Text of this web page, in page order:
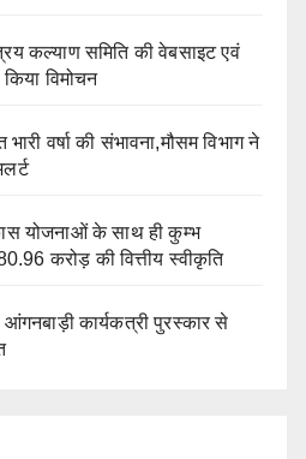
कल्याण समिति की वेबसाइट एवं
किया विमोचन
वर्षा की संभावना,मौसम विभाग ने
योजनाओं के साथ ही कुम्भ
करोड़ की वित्तीय स्वीकृति
कार्यकत्री पुरस्कार से